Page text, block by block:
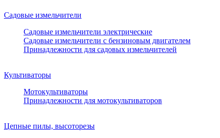
Садовые измельчители
Садовые измельчители электрические
Садовые измельчители с бензиновым двигателем
Принадлежности для садовых измельчителей
Культиваторы
Мотокультиваторы
Принадлежности для мотокультиваторов
Цепные пилы, высоторезы